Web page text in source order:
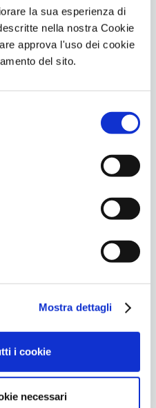
la sua esperienza di
nella nostra Cookie
approva l'uso dei cookie
del sito.
Mostra dettagli
i cookie
necessari
Riscaldamento muscolare pre
allenamento: quanto è